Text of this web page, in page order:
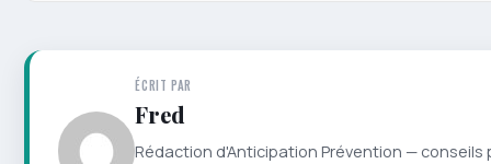
ÉCRIT PAR
Fred
Rédaction d'Anticipation Prévention —